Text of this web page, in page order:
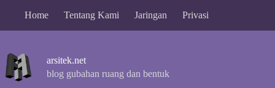
Home Tentang Kami Jaringan Privasi
arsitek.net
blog gubahan ruang dan bentuk